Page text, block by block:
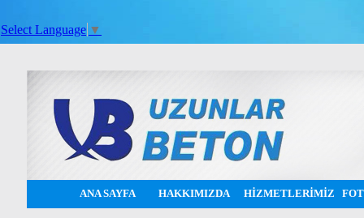
Select Language ▼
ANA SAYFA HAKKIMIZDA HİZMETLERİMİZ